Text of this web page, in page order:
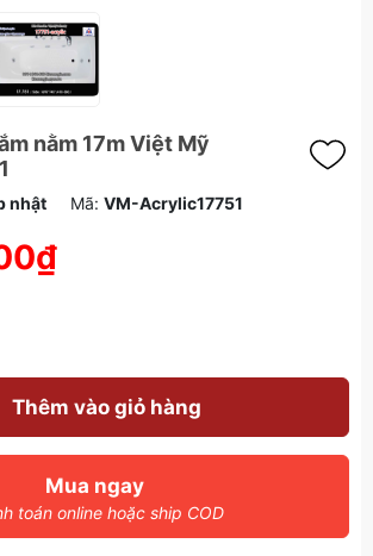
nằm 17m Việt Mỹ
nhật Mã: VM-Acrylic17751
Thêm vào giỏ hàng
Mua ngay
toán online hoặc ship COD